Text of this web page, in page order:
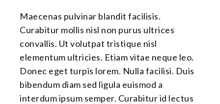
Maecenas pulvinar blandit facilisis.
Curabitur mollis nisl non purus ultrices
convallis. Ut volutpat tristique nisl
elementum ultricies. Etiam vitae neque leo.
Donec eget turpis lorem. Nulla facilisi. Duis
bibendum diam sed ligula euismod a
interdum ipsum semper. Curabitur id lectus